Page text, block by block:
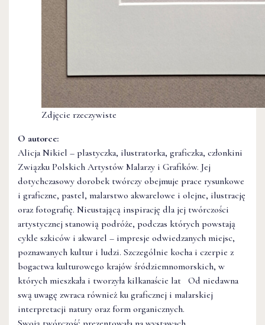
Zdjęcie rzeczywiste
O autorce:
Alicja Nikiel – plastyczka, ilustratorka, graficzka, członkini
Związku Polskich Artystów Malarzy i Grafików. Jej
dotychczasowy dorobek twórczy obejmuje prace rysunkowe
i graficzne, pastel, malarstwo akwarelowe i olejne, ilustrację
oraz fotografię. Nieustającą inspirację dla jej twórczości
artystycznej stanowią podróże, podczas których powstają
cykle szkiców i akwarel – impresje odwiedzanych miejsc,
poznawanych kultur i ludzi. Szczególnie kocha i czerpie z
bogactwa kulturowego krajów śródziemnomorskich, w
których mieszkała i tworzyła kilkanaście lat Od niedawna
swą uwagę zwraca również ku graficznej i malarskiej
interpretacji natury oraz form organicznych.